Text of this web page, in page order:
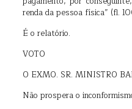
renda da pessoa física” (fl.
É o relatório.
VOTO
O EXMO. SR. MINISTRO
Não prospera o